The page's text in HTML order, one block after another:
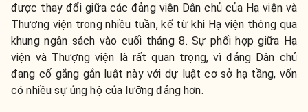
được thay đổi giữa các đảng viên Dân chủ của Hạ viện và
Thượng viện trong nhiều tuần, kể từ khi Hạ viện thông qua
khung ngân sách vào cuối tháng 8. Sự phối hợp giữa Hạ
viện và Thượng viện là rất quan trọng, vì đảng Dân chủ
đang cố gắng gắn luật này với dự luật cơ sở hạ tầng, vốn
có nhiều sự ủng hộ của lưỡng đảng hơn.